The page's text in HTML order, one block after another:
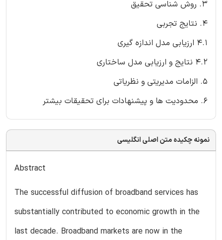
3. روش شناسی تحقیق
4. نتایج تجربی
4.1 ارزیابی مدل اندازه گیری
4.2 نتایج و ارزیابی مدل ساختاری
5. الزامات مدیریتی و نظریاتی
6. محدودیت ها و پیشنهادات برای تحقیقات بیشتر
نمونه چکیده متن اصلی انگلیسی
Abstract
The successful diffusion of broadband services has
substantially contributed to economic growth in the
last decade. Broadband markets are now in the